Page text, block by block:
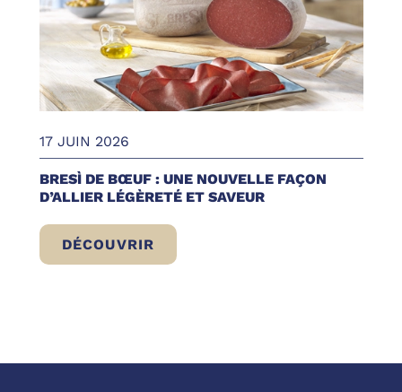
17 JUIN 2026
BRESÌ DE BŒUF : UNE NOUVELLE FAÇON
D’ALLIER LÉGÈRETÉ ET SAVEUR
DÉCOUVRIR
BRESÌ DE BŒUF : UNE NOUVELLE FAÇON